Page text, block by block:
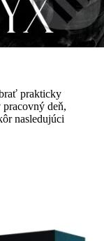
prakticky
deň,
nasledujúci